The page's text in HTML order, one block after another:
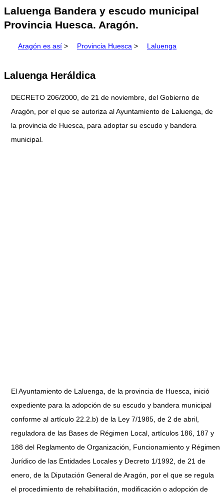
Laluenga Bandera y escudo municipal
Provincia Huesca. Aragón.
Aragón es así > Provincia Huesca > Laluenga
Laluenga Heráldica
DECRETO 206/2000, de 21 de noviembre, del Gobierno de
Aragón, por el que se autoriza al Ayuntamiento de Laluenga, de
la provincia de Huesca, para adoptar su escudo y bandera
municipal.
El Ayuntamiento de Laluenga, de la provincia de Huesca, inició
expediente para la adopción de su escudo y bandera municipal
conforme al artículo 22.2.b) de la Ley 7/1985, de 2 de abril,
reguladora de las Bases de Régimen Local, artículos 186, 187 y
188 del Reglamento de Organización, Funcionamiento y Régimen
Jurídico de las Entidades Locales y Decreto 1/1992, de 21 de
enero, de la Diputación General de Aragón, por el que se regula
el procedimiento de rehabilitación, modificación o adopción de